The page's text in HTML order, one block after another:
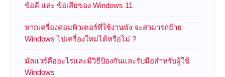
ข้อดี และ ข้อเสียของ Windows 11
หากเครื่องคอมพิวเตอร์ที่ใช้งานพัง จะสามารถย้าย
Windows ไปเครื่องใหม่ได้หรือไม่ ?
มัลแวร์คืออะไรและมีวิธีป้องกันและรับมือสำหรับผู้ใช้
Windows